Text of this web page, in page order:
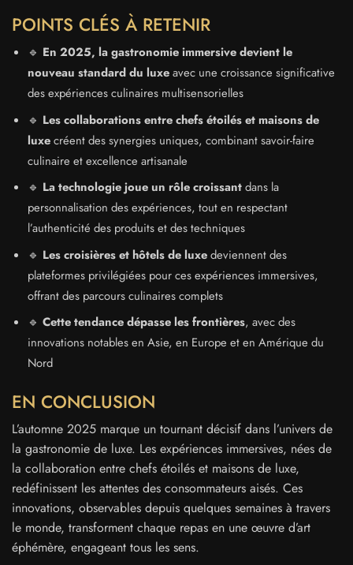
POINTS CLÉS À RETENIR
🔹 En 2025, la gastronomie immersive devient le
nouveau standard du luxeavec une croissance significative
des expériences culinaires multisensorielles
🔹 Les collaborations entre chefs étoilés et maisons de
luxecréent des synergies uniques, combinant savoir-faire
culinaire et excellence artisanale
🔹 La technologie joue un rôle croissantdans la
personnalisation des expériences, tout en respectant
l’authenticité des produits et des techniques
🔹 Les croisières et hôtels de luxedeviennent des
plateformes privilégiées pour ces expériences immersives,
offrant des parcours culinaires complets
🔹 Cette tendance dépasse les frontières, avec des
innovations notables en Asie, en Europe et en Amérique du
Nord
EN CONCLUSION
L’automne 2025 marque un tournant décisif dans l’univers de
la gastronomie de luxe. Les expériences immersives, nées de
la collaboration entre chefs étoilés et maisons de luxe,
redéfinissent les attentes des consommateurs aisés. Ces
innovations, observables depuis quelques semaines à travers
le monde, transforment chaque repas en une œuvre d’art
éphémère, engageant tous les sens.